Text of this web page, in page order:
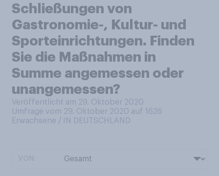
Schließungen von
Gastronomie-, Kultur- und
Sporteinrichtungen. Finden
Sie die Maßnahmen in
Summe angemessen oder
unangemessen?
Veröffentlicht am 29. Oktober 2020
Umfrage vom 29. Oktober 2020 auf 1626
Erwachsene / IN DEUTSCHLAND